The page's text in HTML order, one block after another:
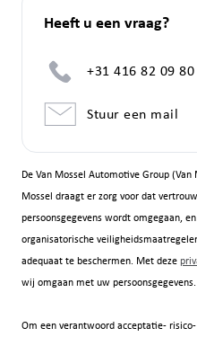
De Van Mossel Automotive Group
Mossel draagt er zorg voor dat
persoonsgegevens wordt omgegaan,
organisatorische
adequaat te beschermen. Met deze
wij omgaan met uw persoonsgegevens.
Om een verantwoord acceptatie-
Heeft u een vraag?
+31 416 82 09 80
Stuur een mail